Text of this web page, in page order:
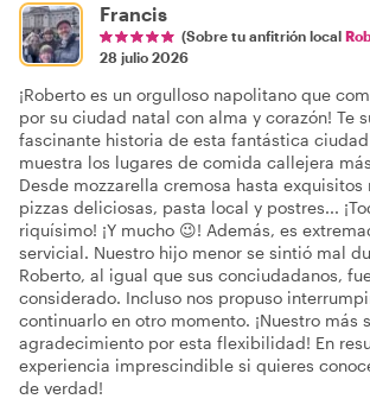
Francis
(Sobre tu anfitrión local
28 julio 2026
¡Roberto es un orgulloso napolitano que
por su ciudad natal con alma y corazón! Te
fascinante historia de esta fantástica
muestra los lugares de comida callejera
Desde mozzarella cremosa hasta exquisitos
pizzas deliciosas, pasta local y postres...
riquísimo! ¡Y mucho 😉! Además, es
servicial. Nuestro hijo menor se sintió mal
Roberto, al igual que sus conciudadanos,
considerado. Incluso nos propuso
continuarlo en otro momento. ¡Nuestro más
agradecimiento por esta flexibilidad! En
experiencia imprescindible si quieres
de verdad!